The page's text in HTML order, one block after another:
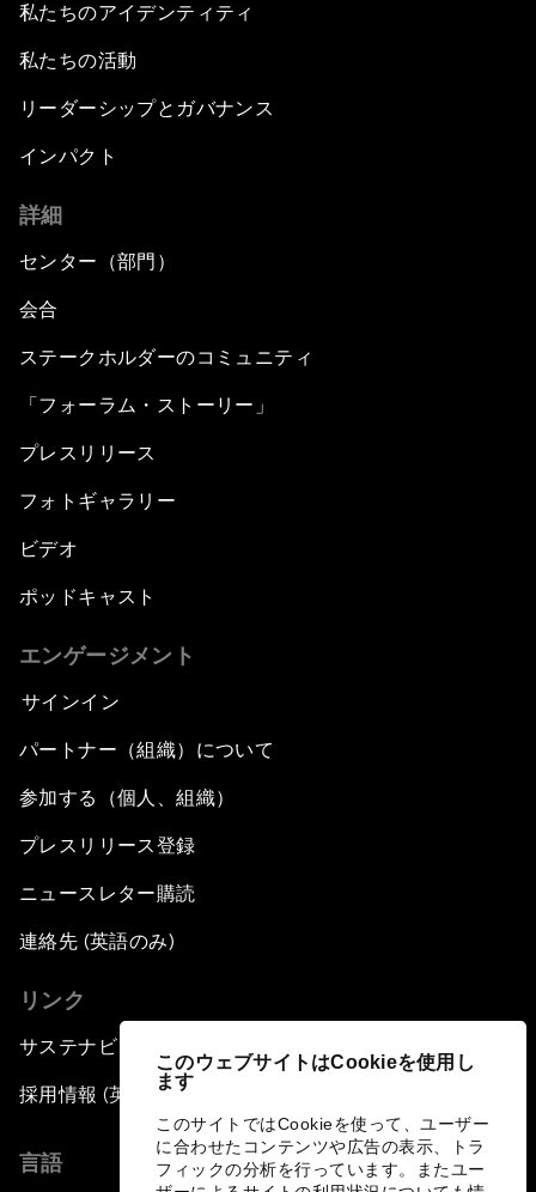
このウェブサイトはCookieを使用し
ます
このサイトではCookieを使って、ユーザー
に合わせたコンテンツや広告の表示、トラ
フィックの分析を行っています。またユー
私たちのアイデンティティ
私たちの活動
リーダーシップとガバナンス
インパクト
詳細
センター（部門）
会合
ステークホルダーのコミュニティ
「フォーラム・ストーリー」
プレスリリース
フォトギャラリー
ビデオ
ポッドキャスト
エンゲージメント
サインイン
パートナー（組織）について
参加する（個人、組織）
プレスリリース登録
ニュースレター購読
連絡先 (英語のみ)
リンク
サステナビリティへの取り組み
採用情報 (英語のみ)
言語